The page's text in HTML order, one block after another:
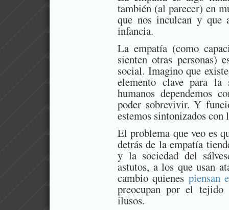
también (al parecer) en
que nos inculcan y que
infancia.
La empatía (como
sienten otras personas)
social. Imagino que
elemento clave para la
humanos dependemos
poder sobrevivir. Y
estemos sintonizados con
El problema que veo es
detrás de la empatía
y la sociedad del
astutos, a los que usan
cambio quienes piensan
preocupan por el
ilusos.